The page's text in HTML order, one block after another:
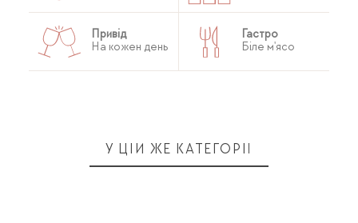
Привід
На кожен день
Гастро
Біле м'ясо
У ЦІЙ ЖЕ КАТЕГОРІЇ